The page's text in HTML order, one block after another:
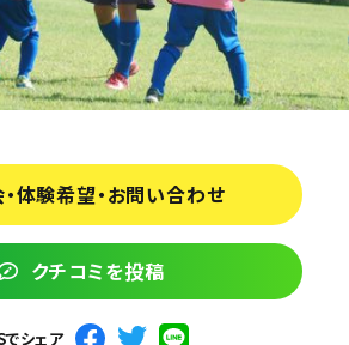
体験希望・お問い合わせ
クチコミを投稿
でシェア